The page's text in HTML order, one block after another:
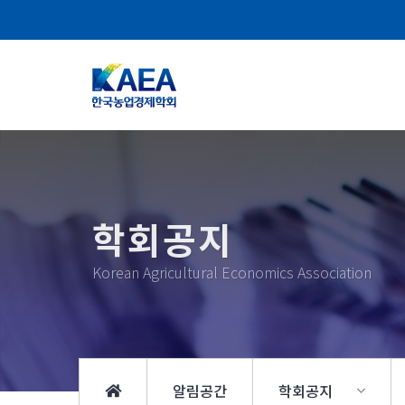
학회공지
Korean Agricultural Economics Association
알림공간 학회공지